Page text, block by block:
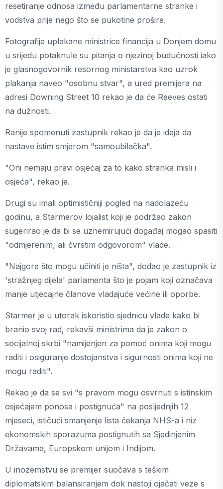
resetiranje odnosa između parlamentarne stranke i
vodstva prije nego što se pukotine prošire.
Fotografije uplakane ministrice financija u Donjem domu
u srijedu potaknule su pitanja o njezinoj budućnosti iako
je glasnogovornik resornog ministarstva kao uzrok
plakanja naveo "osobnu stvar", a ured premijera na
adresi Downing Street 10 rekao je da će Reeves ostati
na dužnosti.
Ranije spomenuti zastupnik rekao je da je ideja da
nastave istim smjerom "samoubilačka".
"Oni nemaju pravi osjećaj za to kako stranka misli i
osjeća", rekao je.
Drugi su imali optimističniji pogled na nadolazeću
godinu, a Starmerov lojalist koji je podržao zakon
sugerirao je da bi se uznemirujući događaj mogao spasiti
"odmjerenim, ali čvrstim odgovorom" vlade.
"Najgore što mogu učiniti je ništa", dodao je zastupnik iz
'stražnjeg dijela' parlamenta što je pojam koji označava
manje utjecajne članove vladajuće većine ili oporbe.
Starmer je u utorak iskoristio sjednicu vlade kako bi
branio svoj rad, rekavši ministrima da je zakon o
socijalnoj skrbi "namijenjen za pomoć onima koji mogu
raditi i osiguranje dostojanstva i sigurnosti onima koji ne
mogu raditi".
Rekao je da se svi "s pravom mogu osvrnuti s istinskim
osjećajem ponosa i postignuća" na posljednjih 12
mjeseci, ističući smanjenje lista čekanja NHS-a i niz
ekonomskih sporazuma postignutih sa Sjedinjenim
Državama, Europskom unijom i Indijom.
U inozemstvu se premijer suočava s teškim
diplomatskim balansiranjem dok nastoji ojačati veze s